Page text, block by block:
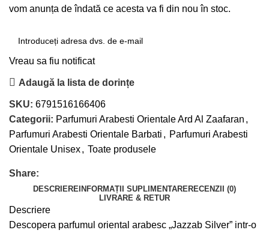
vom anunța de îndată ce acesta va fi din nou în stoc.
Vreau sa fiu notificat
Adaugă la lista de dorințe
SKU: 6791516166406
Categorii: Parfumuri Arabesti Orientale Ard Al Zaafaran ,
Parfumuri Arabesti Orientale Barbati , Parfumuri Arabesti
Orientale Unisex, Toate produsele
Share:
DESCRIERE INFORMAȚII SUPLIMENTARERECENZII (0)
LIVRARE & RETUR
Descriere
Descopera parfumul oriental arabesc „Jazzab Silver” intr-o